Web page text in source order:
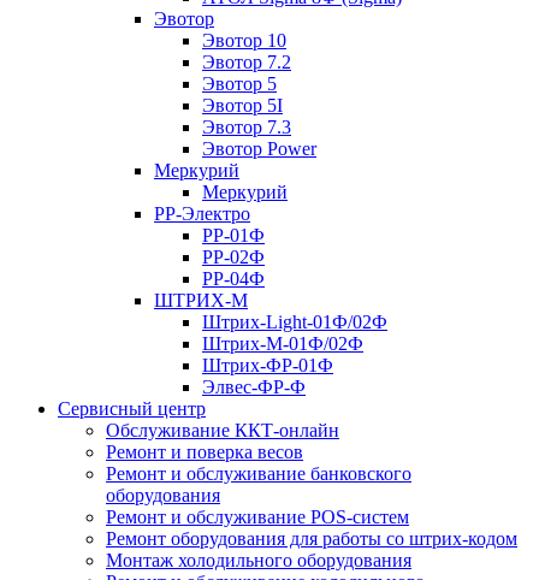
Эвотор
Эвотор 10
Эвотор 7.2
Эвотор 5
Эвотор 5I
Эвотор 7.3
Эвотор Power
Меркурий
Меркурий
РР-Электро
РР-01Ф
РР-02Ф
РР-04Ф
ШТРИХ-М
Штрих-Light-01Ф/02Ф
Штрих-М-01Ф/02Ф
Штрих-ФР-01Ф
Элвес-ФР-Ф
Сервисный центр
Обслуживание ККТ-онлайн
Ремонт и поверка весов
Ремонт и обслуживание банковского
оборудования
Ремонт и обслуживание POS-систем
Ремонт оборудования для работы со штрих-кодом
Монтаж холодильного оборудования